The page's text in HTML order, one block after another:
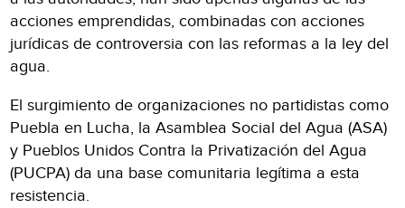
acciones emprendidas, combinadas con acciones
jurídicas de controversia con las reformas a la ley del
agua.
El surgimiento de organizaciones no partidistas como
Puebla en Lucha, la Asamblea Social del Agua (ASA)
y Pueblos Unidos Contra la Privatización del Agua
(PUCPA) da una base comunitaria legítima a esta
resistencia.